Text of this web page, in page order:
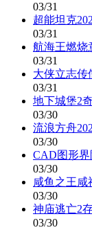
03/31
超能坦克
03/31
航海王燃烧
03/31
大侠立志传
03/31
地下城堡2
03/30
流浪方舟
03/30
CAD图形
03/30
咸鱼之王咸
03/30
神庙逃亡2
03/30